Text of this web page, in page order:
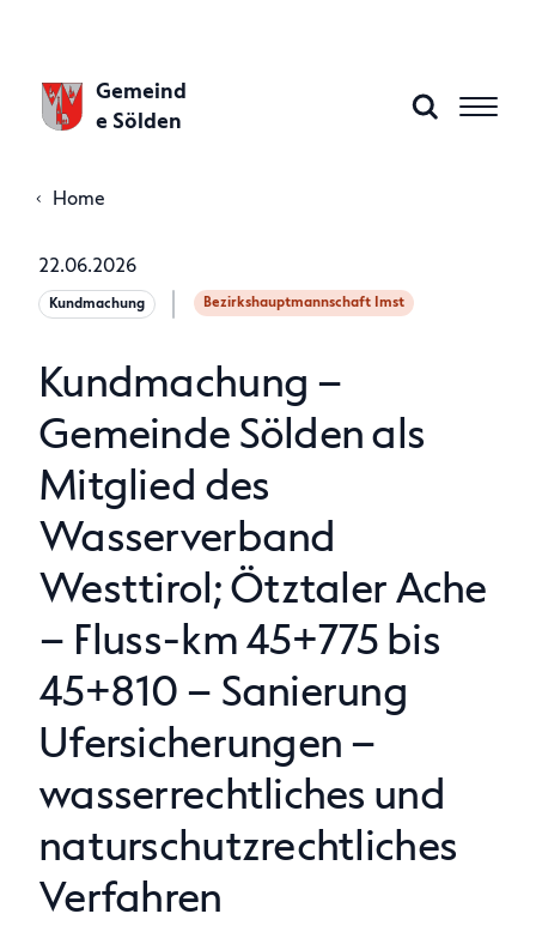
Gemeind
e Sölden
Aktuelles
Gemeindeamt
Politik
Anfragen
Home
22.06.2026
Kundmachung Bezirkshauptmannschaft Imst
Kundmachung –
Gemeinde Sölden als
Mitglied des
Wasserverband
Westtirol; Ötztaler Ache
– Fluss-km 45+775 bis
45+810 – Sanierung
Ufersicherungen –
wasserrechtliches und
naturschutzrechtliches
Verfahren